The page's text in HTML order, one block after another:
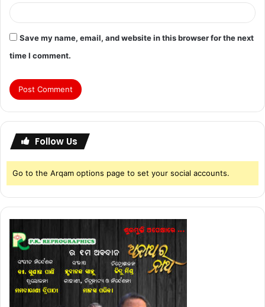
Save my name, email, and website in this browser for the next
time I comment.
Follow Us
Go to the Arqam options page to set your social accounts.